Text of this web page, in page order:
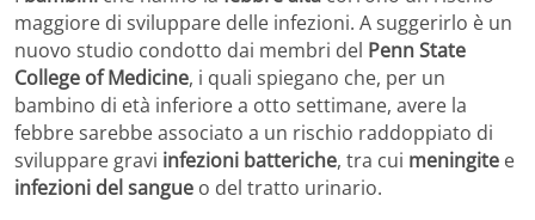
maggiore di sviluppare delle infezioni. A suggerirlo è un
nuovo studio condotto dai membri del Penn State
College of Medicine, i quali spiegano che, per un
bambino di età inferiore a otto settimane, avere la
febbre sarebbe associato a un rischio raddoppiato di
sviluppare gravi infezioni batteriche, tra cui meningite e
infezioni del sangue o del tratto urinario.